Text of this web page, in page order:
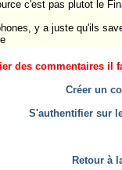
c'est pas plutot le
y a juste qu'ils
des commentaires il
Créer un
S'authentifier sur
Retour à